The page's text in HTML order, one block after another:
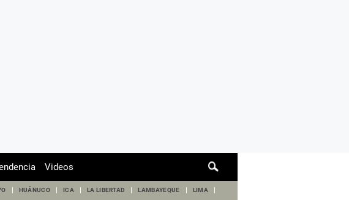
de
Videos
HUÁNUCO ICA LA LIBERTAD LAMBAYEQUE LIMA